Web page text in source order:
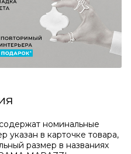
номинальные
указан в карточке товара,
размер в названиях